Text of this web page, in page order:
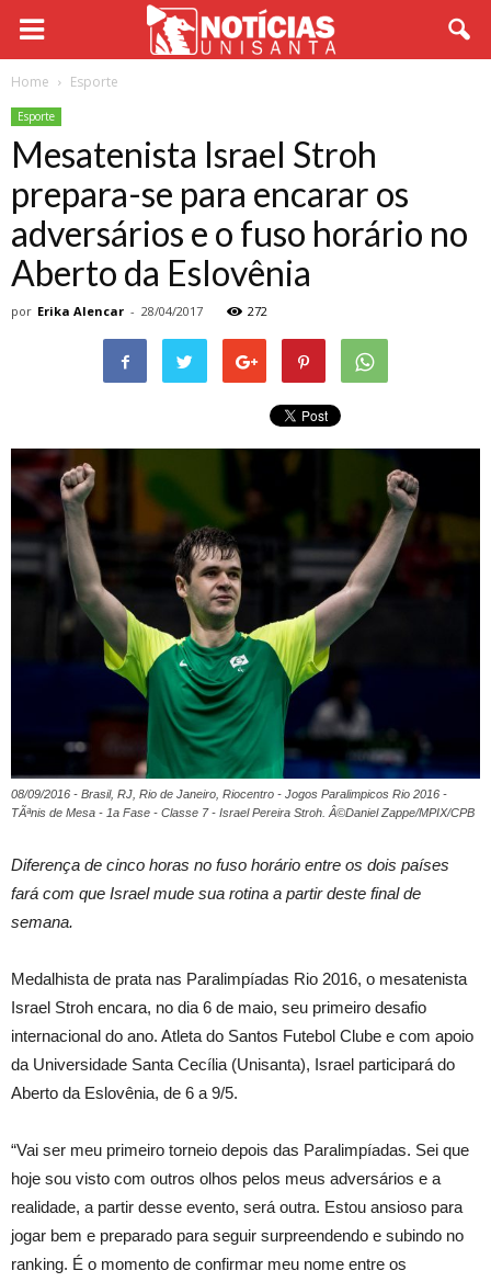
Home Esporte
Esporte
Mesatenista Israel Stroh
prepara-se para encarar os
adversários e o fuso horário no
Aberto da Eslovênia
por Erika Alencar - 28/04/2017 272
08/09/2016 - Brasil, RJ, Rio de Janeiro, Riocentro - Jogos Paralimpicos Rio 2016 -
TÃªnis de Mesa - 1a Fase - Classe 7 - Israel Pereira Stroh. Â©Daniel Zappe/MPIX/CPB
Diferença de cinco horas no fuso horário entre os dois países
fará com que Israel mude sua rotina a partir deste final de
semana.
Medalhista de prata nas Paralimpíadas Rio 2016, o mesatenista
Israel Stroh encara, no dia 6 de maio, seu primeiro desafio
internacional do ano. Atleta do Santos Futebol Clube e com apoio
da Universidade Santa Cecília (Unisanta), Israel participará do
Aberto da Eslovênia, de 6 a 9/5.
“Vai ser meu primeiro torneio depois das Paralimpíadas. Sei que
hoje sou visto com outros olhos pelos meus adversários e a
realidade, a partir desse evento, será outra. Estou ansioso para
jogar bem e preparado para seguir surpreendendo e subindo no
ranking. É o momento de confirmar meu nome entre os